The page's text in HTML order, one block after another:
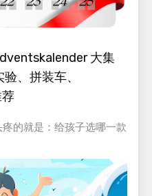
大集
、拼装车、
的就是：给孩子选哪一款